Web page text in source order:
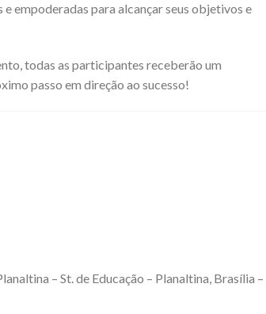
empoderadas para alcançar seus objetivos e
todas as participantes receberão um
passo em direção ao sucesso!
– St. de Educação – Planaltina, Brasília –